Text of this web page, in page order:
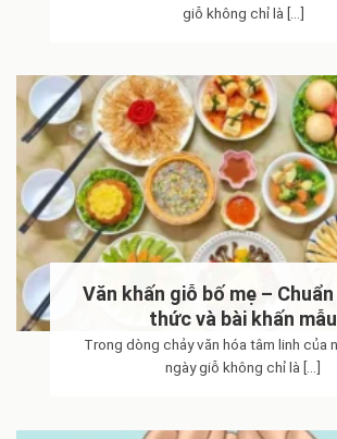
giỗ không chỉ là [...]
Văn khấn giỗ bố mẹ –
thức và bài khấn mẫu
Trong dòng chảy văn hóa tâm linh của
ngày giỗ không chỉ là [...]